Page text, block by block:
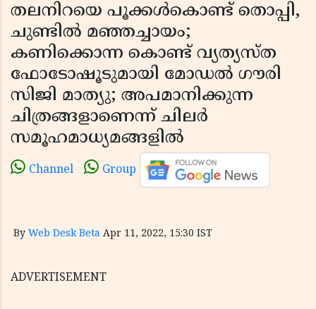
തലനിറയെ പൂക്കള്‍കൊണ്ട് തൊപ്പി,
ചുണ്ടില്‍ മഞ്ഞച്ചായം;
കണിക്കൊന്ന കൊണ്ട് വ്യത്യസ്ത
ഫോടോഷൂടുമായി മോഡല്‍ ഗൗരി
സിജി മാത്യു; അപമാനിക്കുന്ന
ചിത്രങ്ങളാണെന്ന് ചിലര്‍
സമൂഹമാധ്യമങ്ങളില്‍
Channel Group
By Web Desk Beta Apr 11, 2022, 15:30 IST
ADVERTISEMENT